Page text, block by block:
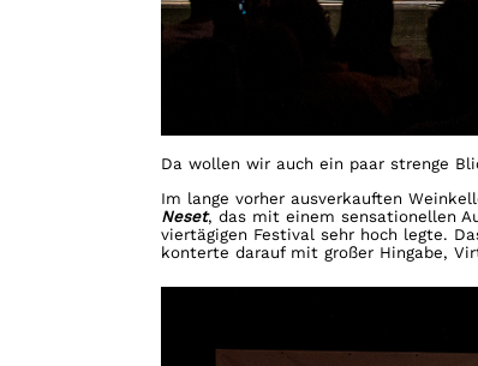
Da wollen wir auch ein paar strenge
Im lange vorher ausverkauften
Neset, das mit einem sensationellen
viertägigen Festival sehr hoch legte.
konterte darauf mit großer Hingabe,